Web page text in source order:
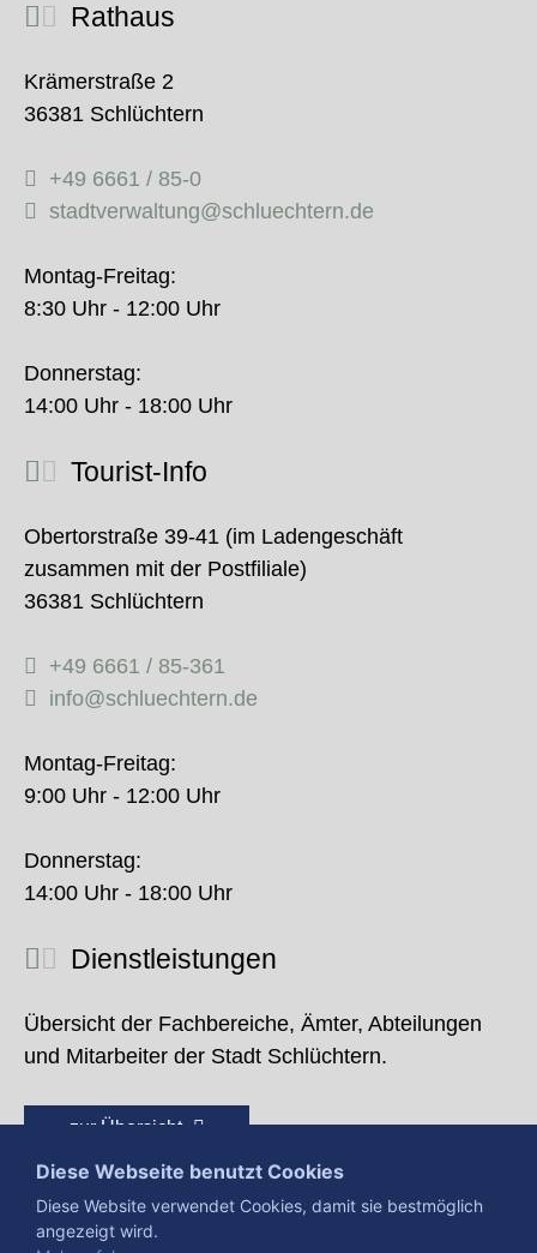
Rathaus
Krämerstraße 2
36381 Schlüchtern
+49 6661 / 85-0
stadtverwaltung@schluechtern.de
Montag-Freitag:
8:30 Uhr - 12:00 Uhr
Donnerstag:
14:00 Uhr - 18:00 Uhr
Tourist-Info
Obertorstraße 39-41 (im Ladengeschäft
zusammen mit der Postfiliale)
36381 Schlüchtern
+49 6661 / 85-361
info@schluechtern.de
Montag-Freitag:
9:00 Uhr - 12:00 Uhr
Donnerstag:
14:00 Uhr - 18:00 Uhr
Dienstleistungen
Übersicht der Fachbereiche, Ämter, Abteilungen
und Mitarbeiter der Stadt Schlüchtern.
zur Übersicht
Diese Webseite benutzt Cookies
Diese Website verwendet Cookies, damit sie bestmöglich
angezeigt wird.